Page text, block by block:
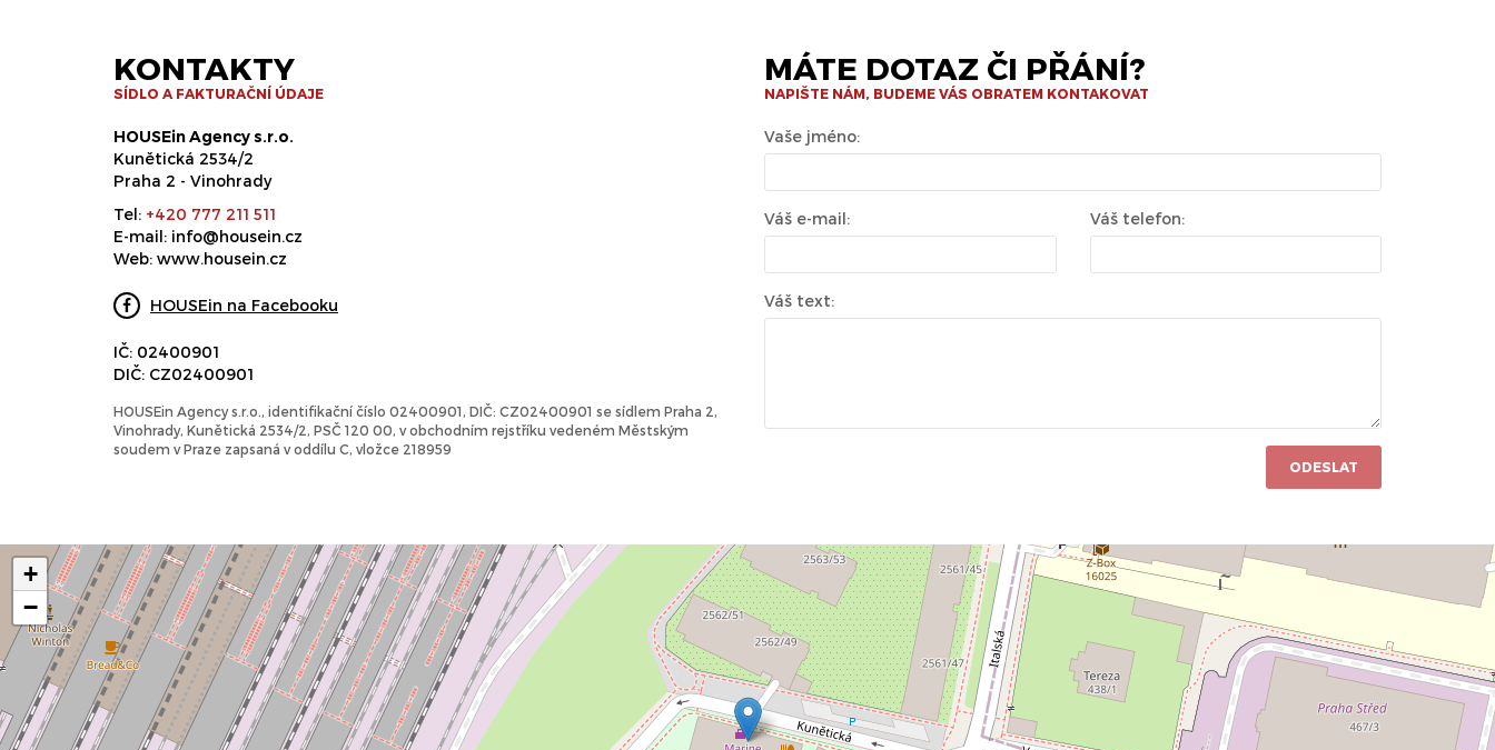
KONTAKTY
SÍDLO A FAKTURAČNÍ ÚDAJE
HOUSEin Agency s.r.o.
Kunětická 2534/2
Praha 2 - Vinohrady
Tel: +420 777 211 511
E-mail: info@housein.cz
Web: www.housein.cz
HOUSEin na Facebooku
IČ: 02400901
DIČ: CZ02400901
HOUSEin Agency s.r.o., identifikační číslo 02400901, DIČ: CZ02400901 se sídlem Praha 2,
Vinohrady, Kunětická 2534/2, PSČ 120 00, v obchodním rejstříku vedeném Městským
soudem v Praze zapsaná v oddílu C, vložce 218959
MÁTE DOTAZ ČI PŘÁNÍ?
NAPIŠTE NÁM, BUDEME VÁS OBRATEM KONTAKOVAT
Vaše jméno:
Váš e-mail: Váš telefon:
Váš text:
ODESLAT
+
−